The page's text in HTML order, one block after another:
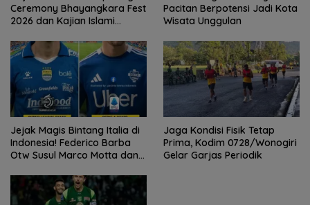
Ceremony Bhayangkara Fest
2026 dan Kajian Islami
Adi Hidayat
Pacitan Berpotensi Jadi Kota
Wisata Unggulan
Jejak Magis Bintang Italia di
Indonesia! Federico Barba
Otw Susul Marco Motta dan
Trofi?
Jaga Kondisi Fisik Tetap
Prima, Kodim 0728/Wonogiri
Gelar Garjas Periodik